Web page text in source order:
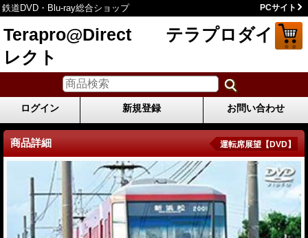
鉄道DVD・Blu-ray総合ショップ PCサイト
Terapro@Direct テラプロダイ
レクト
ログイン 新規登録 お問い合わせ
商品詳細 運転席展望【DVD】